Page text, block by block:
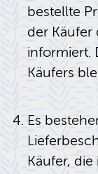
bestellte
der Käufer
informiert.
Käufers
Es
Käufer,